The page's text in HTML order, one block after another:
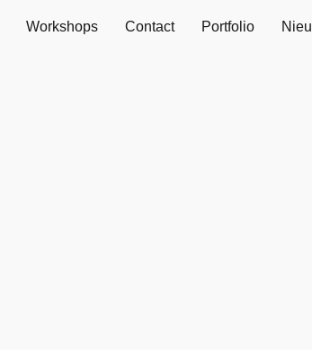
Workshops Contact Portfolio